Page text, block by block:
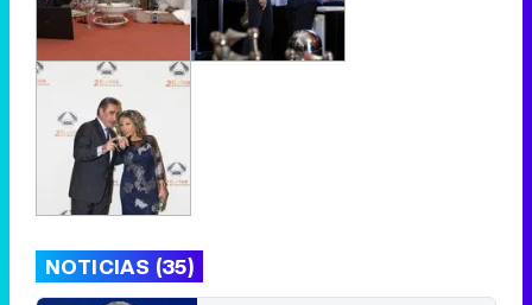
NOTICIAS (35)